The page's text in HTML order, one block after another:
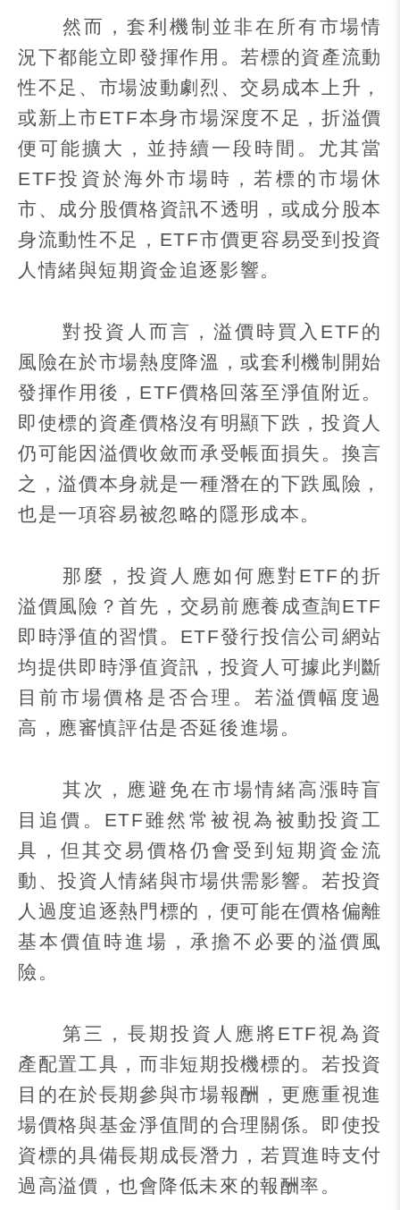
然而，套利機制並非在所有市場情
況下都能立即發揮作用。若標的資產流動
性不足、市場波動劇烈、交易成本上升，
或新上市ETF本身市場深度不足，折溢價
便可能擴大，並持續一段時間。尤其當
ETF投資於海外市場時，若標的市場休
市、成分股價格資訊不透明，或成分股本
身流動性不足， ETF市價更容易受到投資
人情緒與短期資金追逐影響。
對投資人而言，溢價時買入 ETF 的
風險在於市場熱度降溫，或套利機制開始
發揮作用後， ETF價格回落至淨值附近。
即使標的資產價格沒有明顯下跌，投資人
仍可能因溢價收斂而承受帳面損失。換言
之，溢價本身就是一種潛在的下跌風險，
也是一項容易被忽略的隱形成本。
那麼，投資人應如何應對 ETF 的折
溢價風險？首先，交易前應養成查詢ETF
即時淨值的習慣。 ETF發行投信公司網站
均提供即時淨值資訊，投資人可據此判斷
目前市場價格是否合理。若溢價幅度過
高，應審慎評估是否延後進場。
其次，應避免在市場情緒高漲時盲
目追價。 ETF 雖然常被視為被動投資工
具，但其交易價格仍會受到短期資金流
動、投資人情緒與市場供需影響。若投資
人過度追逐熱門標的，便可能在價格偏離
基本價值時進場，承擔不必要的溢價風
險。
第三，長期投資人應將 ETF視為資
產配置工具，而非短期投機標的。若投資
目的在於長期參與市場報酬，更應重視進
場價格與基金淨值間的合理關係。即使投
資標的具備長期成長潛力，若買進時支付
過高溢價，也會降低未來的報酬率。